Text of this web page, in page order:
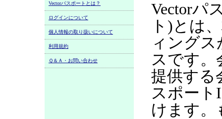
Vectorパスポートとは？
ログインについて
個人情報の取り扱いについて
利用規約
Ｑ＆Ａ・お問い合わせ
Vectorパ
ト)とは
ィング
スです。
提供する
スポート
けます。